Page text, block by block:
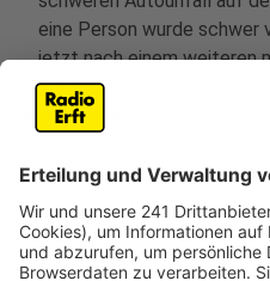
eine Person wurde
jetzt nach einem weiteren
Beteiligten und ermittelt
Fahrerflucht.
Von der Kölner Polizei
Fahrer am Samstag gegen
Aachen unterwegs war.
Elsdorf soll er dann von